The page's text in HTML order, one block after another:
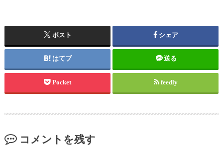
ポスト シェア
はてブ 送る
Pocket feedly
コメントを残す